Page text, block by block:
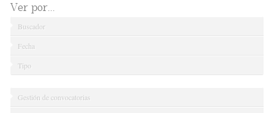
Ver por...
Buscador
Fecha
Tipo
Gestión de convocatorias